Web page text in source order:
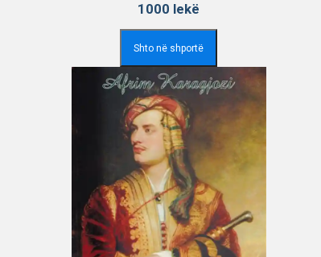
1000 lekë
Shto në shportë